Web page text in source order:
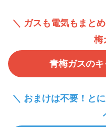
＼ ガスも電気もまと
梅
青梅ガスの
＼ おまけは不要！と